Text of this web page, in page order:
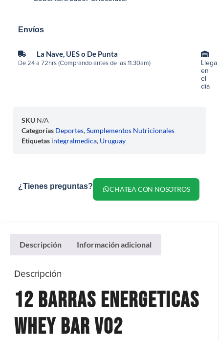
Envíos
La Nave, UES o De Punta
De 24 a 72hrs (Comprando antes de las 11.30am)
Llega
en
el
día
SKU N/A
Categorías Deportes,Sumplementos Nutricionales
Etiquetas integralmedica, Uruguay
¿Tienes preguntas? CHATEA CON NOSOTROS
Descripción Información adicional
Descripción
12 Barras Energeticas
Whey Bar VO2